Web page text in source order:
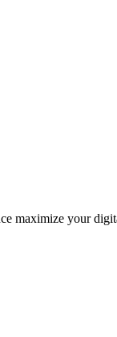
maximize your